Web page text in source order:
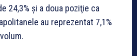
24,3% şi a doua poziţie ca
au reprezentat 7,1%